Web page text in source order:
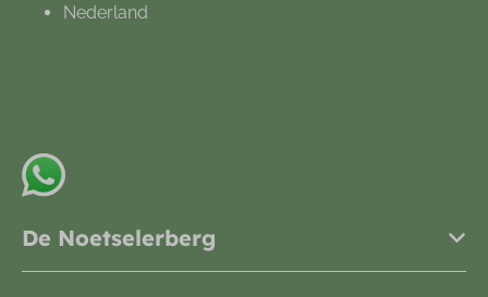
Nederland
De Noetselerberg